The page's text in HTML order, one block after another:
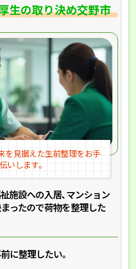
生の取り決め交野市
施設への入居､マンション
ったので荷物を整理した
に整理したい｡
を見据えた生前整理をお手
伝いします｡